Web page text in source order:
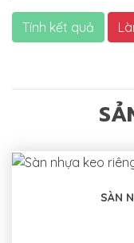
Tính kết quả